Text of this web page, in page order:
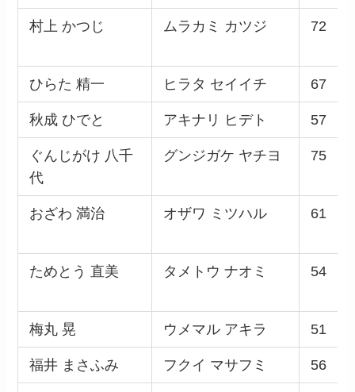
村上 かつじ ムラカミ カツジ 72
ひらた 精一 ヒラタ セイイチ 67
秋成 ひでと アキナリ ヒデト 57
ぐんじがけ 八千
代
グンジガケ ヤチヨ 75
おざわ 満治 オザワ ミツハル 61
ためとう 直美 タメトウ ナオミ 54
梅丸 晃 ウメマル アキラ 51
福井 まさふみ フクイ マサフミ 56